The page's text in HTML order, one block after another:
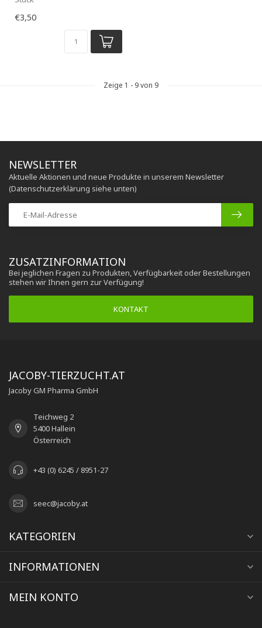
€3,50
Zeige 1 - 9von 9
ZUSATZINFORMATION
Bei jeglichen Fragen zu Produkten, Verfügbarkeit oder Bestellungen
stehen wir Ihnen gern zur Verfügung!
KONTAKT
NEWSLETTER
Aktuelle Aktionen und neue Produkte in unserem Newsletter
(Datenschutzerklärung siehe unten)
JACOBY-TIERZUCHT.AT
Jacoby GM Pharma GmbH
Teichweg 2
5400 Hallein
Österreich
+43 (0) 6245 / 8951-27
seec@jacoby.at
KATEGORIEN
INFORMATIONEN
MEIN KONTO